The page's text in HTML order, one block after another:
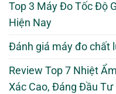
Top 3 Máy Đo Tốc Độ
Hiện Nay
Đánh giá máy đo chất
Review Top 7 Nhiệt
Xác Cao, Đáng Đầu Tư